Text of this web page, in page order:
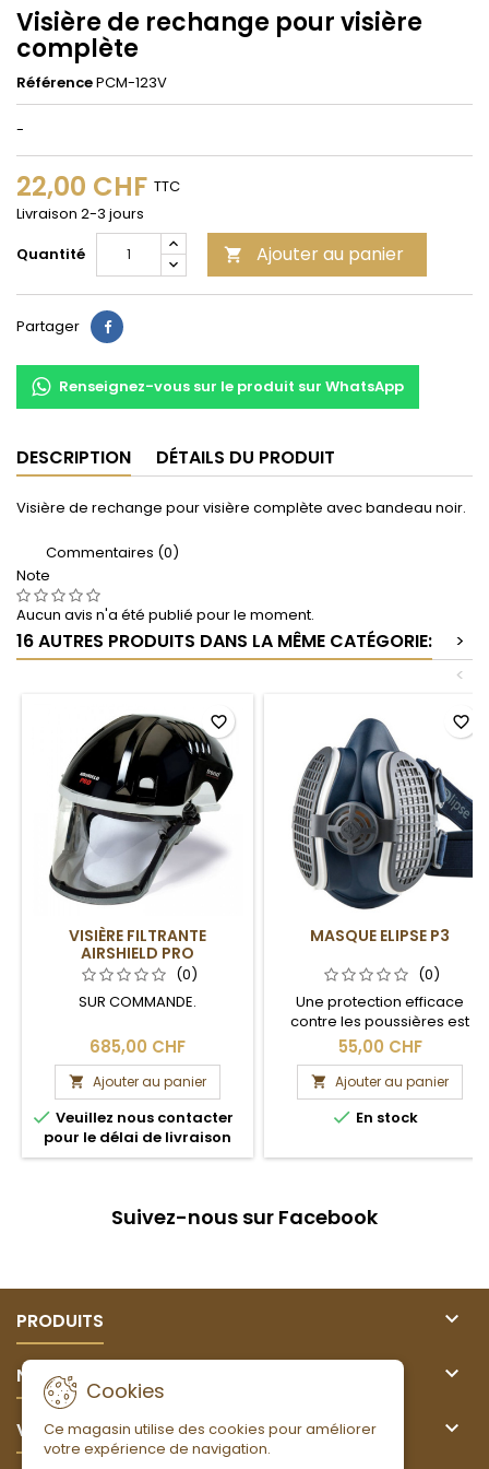
Visière de rechange pour visière
complète
RéférencePCM-123V
-
22,00 CHF TTC
Livraison 2-3 jours
Quantité
 Ajouter au panier
Partager Partager
Renseignez-vous sur le produit sur WhatsApp
DESCRIPTION DÉTAILS DU PRODUIT
Visière de rechange pour visière complète avec bandeau noir.
Commentaires (0)
Note
Aucun avis n'a été publié pour le moment.
16 AUTRES PRODUITS DANS LA MÊME CATÉGORIE:
>
<
VISIÈRE FILTRANTE
AIRSHIELD PRO
(0)
SUR COMMANDE.
685,00 CHF
 Ajouter au panier
 Veuillez nous contacter
pour le délai de livraison
favorite_border
MASQUE ELIPSE P3
(0)
Une protection efficace
contre les poussières est
indispensable, surtout lors du
ponçage.
55,00 CHF
 Ajouter au panier
 En stock
favorite_border
Suivez-nous sur Facebook
PRODUITS 
NOTRE SOCIÉTÉ 
VOTRE COMPTE 
Cookies
Ce magasin utilise des cookies pour améliorer
votre expérience de navigation.